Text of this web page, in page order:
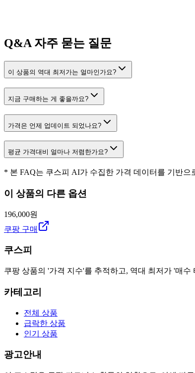
Q&A자주 묻는 질문
이 상품의 역대 최저가는 얼마인가요?
지금 구매하는 게 좋을까요?
가격은 언제 업데이트 되었나요?
평균 가격대비 얼마나 저렴한가요?
* 본 FAQ는 쿠스피 AI가 수집한 가격 데이터를 기반
이 상품의 다른 옵션
196,000원
쿠팡 구매
쿠스피
쿠팡 상품의 '가격 지수'를 추적하고, 역대 최저가 '매수
카테고리
전체 상품
급락한 상품
인기 상품
광고안내